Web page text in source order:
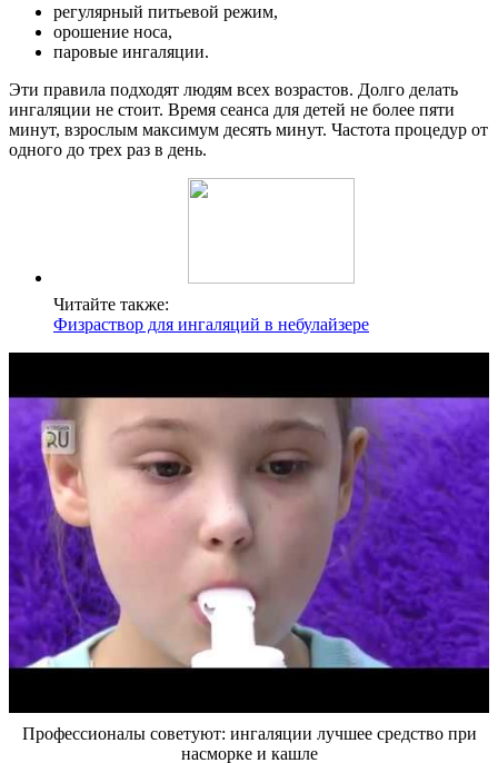
регулярный питьевой режим,
орошение носа,
паровые ингаляции.
Эти правила подходят людям всех возрастов. Долго делать
ингаляции не стоит. Время сеанса для детей не более пяти
минут, взрослым максимум десять минут. Частота процедур от
одного до трех раз в день.
Читайте также:
Физраствор для ингаляций в небулайзере
Профессионалы советуют: ингаляции лучшее средство при
насморке и кашле